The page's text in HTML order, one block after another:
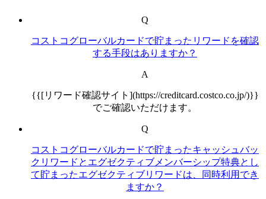
Q
コストコグローバルカードで貯まったリワードを確認
する手段はありますか？
A
{{[リワード確認サイト](https://creditcard.costco.co.jp/)}}
でご確認いただけます。
Q
コストコグローバルカードで貯まったキャッシュバッ
クリワードとエグゼクティブメンバーシップ特典とし
て貯まったエグゼクティブリワードは、同時利用でき
ますか？